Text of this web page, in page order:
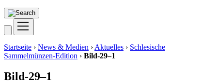
Startseite › News & Medien › Aktuelles › Schlesische
Sammelmünzen-Edition › Bild-29–1
Bild-29–1